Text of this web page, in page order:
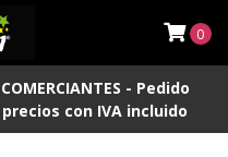
- Pedido
con IVA incluido
0